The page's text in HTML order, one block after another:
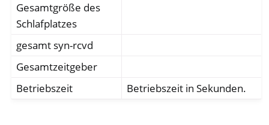
Gesamtgröße des
Schlafplatzes
gesamt syn-rcvd
Gesamtzeitgeber
Betriebszeit
Betriebszeit in Sekunden.